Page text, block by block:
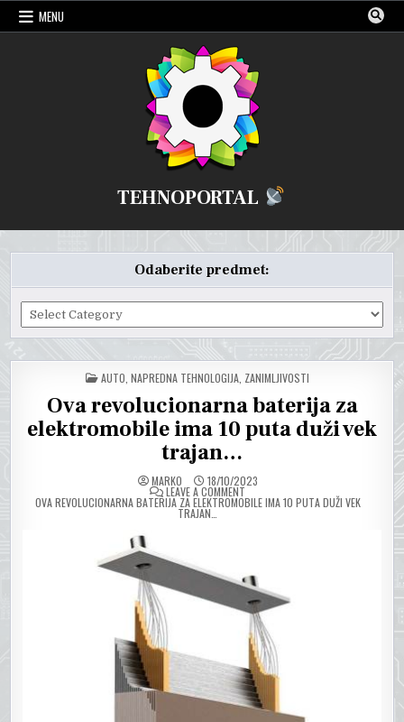
Skip
MENU
TEHNOPORTAL
Odaberite predmet:
Odaberite
predmet:
POSTED
IN
AUTO NAPREDNA TEHNOLOGIJA ZANIMLJIVOSTI
Ova revolucionarna baterija za
elektromobile ima 10 puta duži vek
trajan…
MARKO 18/10/2023
LEAVE A COMMENTON
OVA REVOLUCIONARNA BATERIJA ZA ELEKTROMOBILE IMA 10 PUTA DUŽI VEK
TRAJAN…